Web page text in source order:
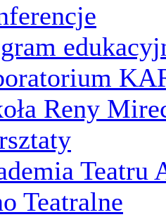
Reny
Teatru
Teatralne